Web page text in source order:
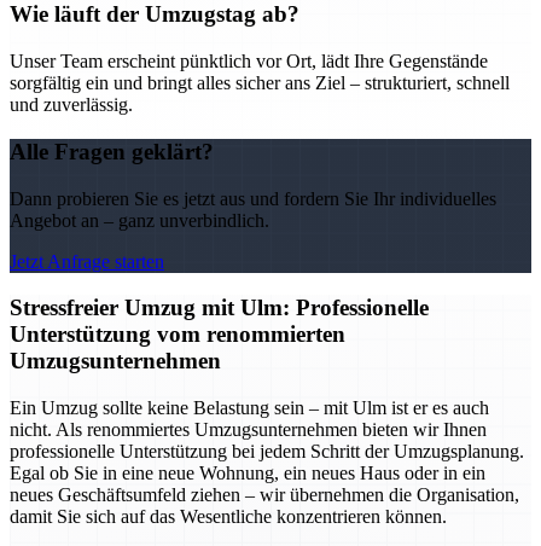
Wie läuft der Umzugstag ab?
Unser Team erscheint pünktlich vor Ort, lädt Ihre Gegenstände
sorgfältig ein und bringt alles sicher ans Ziel – strukturiert, schnell
und zuverlässig.
Alle Fragen geklärt?
Dann probieren Sie es jetzt aus und fordern Sie Ihr individuelles
Angebot an – ganz unverbindlich.
Jetzt Anfrage starten
Stressfreier Umzug mit Ulm: Professionelle
Unterstützung vom renommierten
Umzugsunternehmen
Ein Umzug sollte keine Belastung sein – mit Ulm ist er es auch
nicht. Als renommiertes Umzugsunternehmen bieten wir Ihnen
professionelle Unterstützung bei jedem Schritt der Umzugsplanung.
Egal ob Sie in eine neue Wohnung, ein neues Haus oder in ein
neues Geschäftsumfeld ziehen – wir übernehmen die Organisation,
damit Sie sich auf das Wesentliche konzentrieren können.